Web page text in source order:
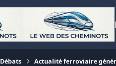
Actualité ferroviaire